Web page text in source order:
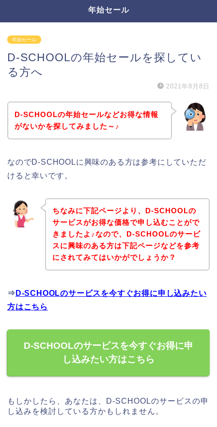
年始セール
年始セール
D-SCHOOLの年始セールを探してい
る方へ
2021年8月8日
D-SCHOOLの年始セールなどお得な情報
がないかを探してみました～♪
なのでD-SCHOOLに興味のある方は参考にしていただ
けると幸いです。
ちなみに下記ページより、D-SCHOOLの
サービスがお得な価格で申し込むことがで
きましたよ♪なので、D-SCHOOLのサービ
スに興味のある方は下記ページなどを参考
にされてみてはいかがでしょうか？
⇒ D-SCHOOLのサービスを今すぐお得に申し込みたい
方はこちら
D-SCHOOLのサービスを今すぐお得に申
し込みたい方はこちら
もしかしたら、あなたは、D-SCHOOLのサービスの申
し込みを検討している方かもしれません。